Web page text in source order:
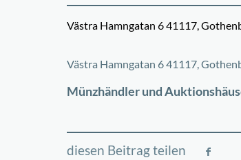
Västra Hamngatan 6 41117,
+
Västra Hamngatan 6 41117,
Münzhändler und